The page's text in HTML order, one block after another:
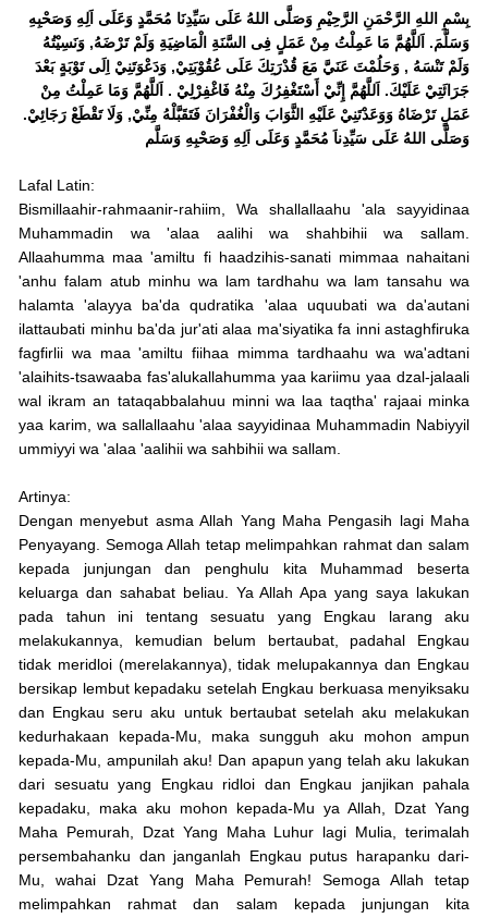
بِسْمِ اللهِ الرَّحْمَنِ الرَّحِيْمِ وَصَلَّى اللهُ عَلَى سَيِّدِنَا مُحَمَّدٍ وَعَلَى اَلِهِ وَصَحْبِهِ
وَسَلَّمَ. اَللَّهُمَّ مَا عَمِلْتُ مِنْ عَمَلٍ فِى السَّنَةِ الْمَاضِيَةِ وَلَمْ تَرْضَهُ, وَنَسِيْتُهُ
وَلَمْ تَنْسَهُ , وَحَلُمْتَ عَنَيَّ مَعَ قُدْرَتِكَ عَلَى عُقُوْبَتِيْ, وَدَعْوَتَنِيْ اِلَى تَوْبَةٍ بَعْدَ
جَرَائَتِيْ عَلَيْكَ. اَللَّهُمَّ إِنِّيْ أَسْتَغْفِرُكَ مِنْهُ فَاغْفِرْلِيْ . اَللَّهُمَّ وَمَا عَمِلْتُ مِنْ
عَمَلٍ تَرْضَاهُ وَوَعَدْتَنِيْ عَلَيْهِ الثَّوَابَ وَالْغُفْرَانَ فَتَقَبَّلْهُ مِنِّيْ, وَلَا تَقْطَعْ رَجَائِيْ.
وَصَلَّى اللهُ عَلَى سَيِّدِناَ مُحَمَّدٍ وَعَلَى اَلِهِ وَصَحْبِهِ وَسَلَّم
Lafal Latin:
Bismillaahir-rahmaanir-rahiim, Wa shallallaahu 'ala sayyidinaa
Muhammadin wa 'alaa aalihi wa shahbihii wa sallam.
Allaahumma maa 'amiltu fi haadzihis-sanati mimmaa nahaitani
'anhu falam atub minhu wa lam tardhahu wa lam tansahu wa
halamta 'alayya ba'da qudratika 'alaa uquubati wa da'autani
ilattaubati minhu ba'da jur'ati alaa ma'siyatika fa inni astaghfiruka
fagfirlii wa maa 'amiltu fiihaa mimma tardhaahu wa wa'adtani
'alaihits-tsawaaba fas'alukallahumma yaa kariimu yaa dzal-jalaali
wal ikram an tataqabbalahuu minni wa laa taqtha' rajaai minka
yaa karim, wa sallallaahu 'alaa sayyidinaa Muhammadin Nabiyyil
ummiyyi wa 'alaa 'aalihii wa sahbihii wa sallam.
Artinya:
Dengan menyebut asma Allah Yang Maha Pengasih lagi Maha
Penyayang. Semoga Allah tetap melimpahkan rahmat dan salam
kepada junjungan dan penghulu kita Muhammad beserta
keluarga dan sahabat beliau. Ya Allah Apa yang saya lakukan
pada tahun ini tentang sesuatu yang Engkau larang aku
melakukannya, kemudian belum bertaubat, padahal Engkau
tidak meridloi (merelakannya), tidak melupakannya dan Engkau
bersikap lembut kepadaku setelah Engkau berkuasa menyiksaku
dan Engkau seru aku untuk bertaubat setelah aku melakukan
kedurhakaan kepada-Mu, maka sungguh aku mohon ampun
kepada-Mu, ampunilah aku! Dan apapun yang telah aku lakukan
dari sesuatu yang Engkau ridloi dan Engkau janjikan pahala
kepadaku, maka aku mohon kepada-Mu ya Allah, Dzat Yang
Maha Pemurah, Dzat Yang Maha Luhur lagi Mulia, terimalah
persembahanku dan janganlah Engkau putus harapanku dari-
Mu, wahai Dzat Yang Maha Pemurah! Semoga Allah tetap
melimpahkan rahmat dan salam kepada junjungan kita